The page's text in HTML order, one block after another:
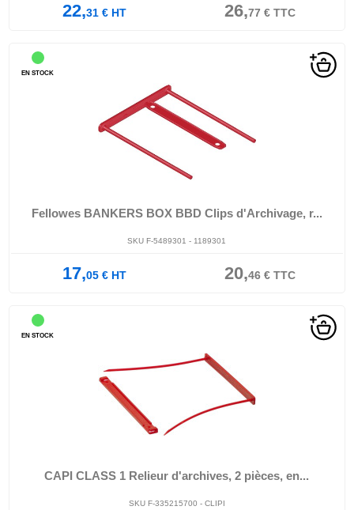
22,31€HT 26,77 €TTC
Fellowes BANKERS BOX BBD Clips d'Archivage, r...
SKU F-5489301 - 1189301
17,05€HT 20,46€TTC
EN STOCK
CAPI CLASS 1 Relieur d'archives, 2 pièces, en...
SKU F-335215700 - CLIPI
EN STOCK